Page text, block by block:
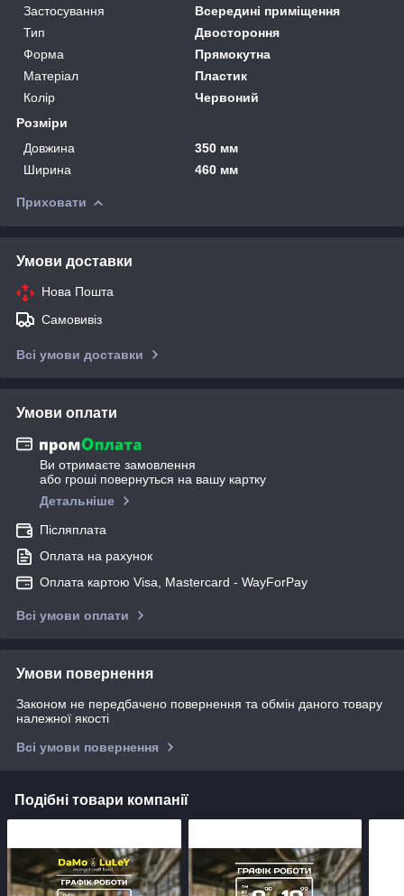
Застосування
Всередині приміщення
Тип
Двостороння
Форма
Прямокутна
Матеріал
Пластик
Колір
Червоний
Розміри
Довжина
350 мм
Ширина
460 мм
Приховати
Умови доставки
Нова Пошта
Самовивіз
Всі умови доставки
Умови оплати
Ви отримаєте замовлення
або гроші повернуться на вашу картку
Детальніше
Післяплата
Оплата на рахунок
Оплата картою Visa, Mastercard - WayForPay
Всі умови оплати
Умови повернення
Законом не передбачено повернення та обмін даного товару
належної якості
Всі умови повернення
Подібні товари компанії